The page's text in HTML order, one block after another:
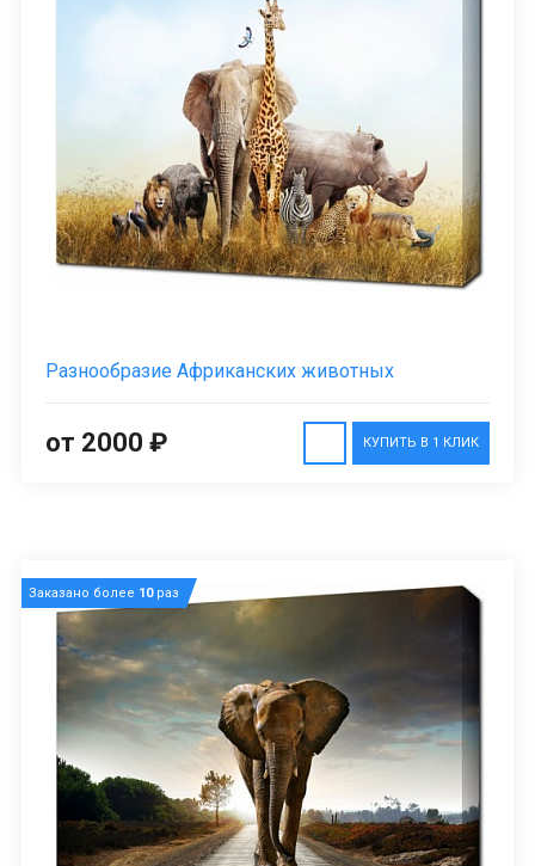
Разнообразие Африканских животных
КУПИТЬ В 1 КЛИК
от 2000 ₽
Заказано более 10раз